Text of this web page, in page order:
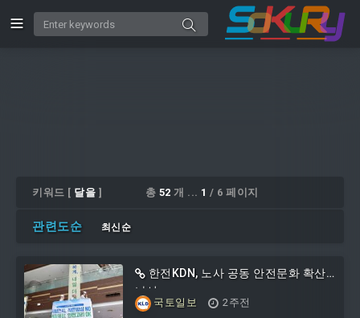
키워드 [ 달을 ] 총 52 개 ... 1 / 6 페이지
관련도순 최신순
한전KDN, 노사 공동 안전문화 확산
나서
국토일보
2주전